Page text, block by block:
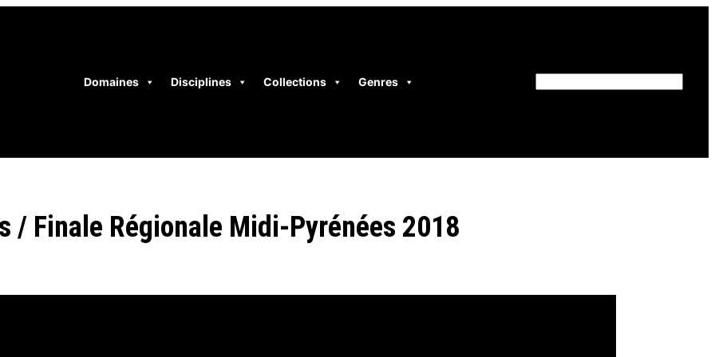
Domaines Disciplines Collections Genres
/ Finale Régionale Midi-Pyrénées 2018